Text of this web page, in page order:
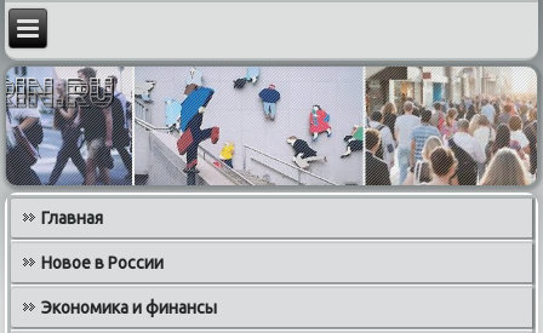
Главная
Новое в России
Экономика и финансы